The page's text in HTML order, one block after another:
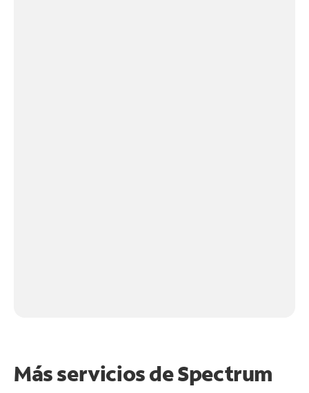
Más servicios de Spectrum